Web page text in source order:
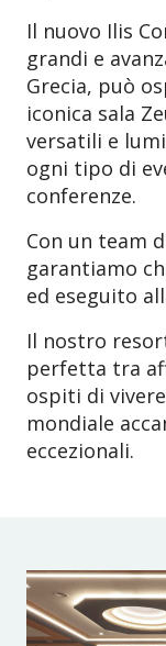
Il nuovo Ilis
grandi e
Grecia, può
iconica sala
versatili e
ogni tipo di
conferenze.
Con un team
garantiamo
ed eseguito
Il nostro
perfetta tra
ospiti di
mondiale
eccezionali.